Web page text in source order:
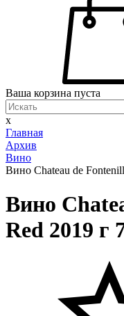
Ваша корзина пуста
x
Главная
Архив
Вино
Вино Chateau de
Вино
Red 2019 г